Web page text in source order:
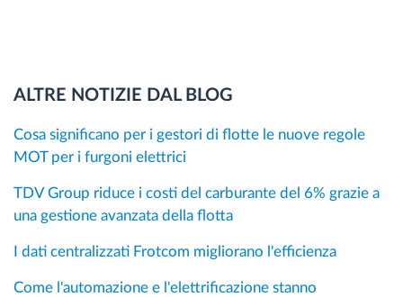
ALTRE NOTIZIE DAL BLOG
Cosa significano per i gestori di flotte le nuove regole
MOT per i furgoni elettrici
TDV Group riduce i costi del carburante del 6% grazie a
una gestione avanzata della flotta
I dati centralizzati Frotcom migliorano l'efficienza
Come l'automazione e l'elettrificazione stanno